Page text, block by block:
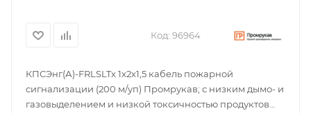
Код: 96964
КПСЭнг(А)-FRLSLTx 1х2х1,5 кабель пожарной
сигнализации (200 м/уп) Промрукав; с низким дымо- и
газовыделением и низкой токсичностью продуктов